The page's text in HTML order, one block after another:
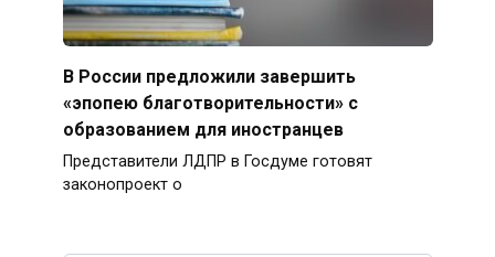
В России предложили завершить
«эпопею благотворительности» с
образованием для иностранцев
Представители ЛДПР в Госдуме готовят
законопроект о